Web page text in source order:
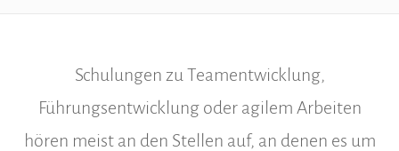
Schulungen zu Teamentwicklung,
Führungsentwicklung oder agilem Arbeiten
hören meist an den Stellen auf, an denen es um